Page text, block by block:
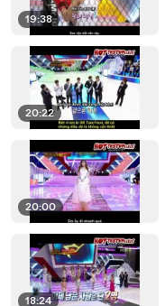
19:38
20:22
20:00
18:24